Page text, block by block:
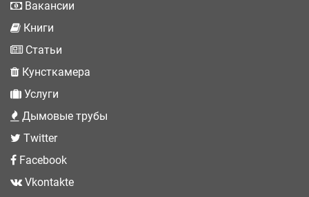
Вакансии
Книги
Статьи
Кунсткамера
Услуги
Дымовые трубы
Twitter
Facebook
Vkontakte